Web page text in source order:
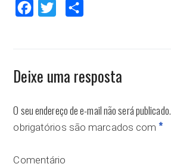
Facebook Twitter
Deixe uma resposta
O seu endereço de e-mail não será publicado.
obrigatórios são marcados com *
Comentário